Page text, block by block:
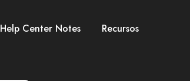
Help Center Notes Recursos